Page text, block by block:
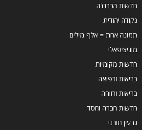
חדשות הברנז'ה
נקודה יהודית
תמונה אחת = אלף מילים
מוניציפאלי
חדשות מקומיות
בריאות ורפואה
בריאות ורווחה
חדשות חברה וחסד
גרעין תורני